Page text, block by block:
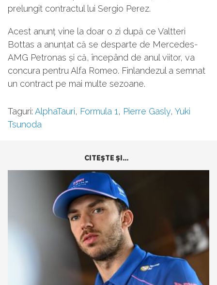
prelungit contractul lui Sergio Perez.
Acest anunț vine la doar o zi după ce Valtteri
Bottas a anunțat că se desparte de Mercedes-
AMG Petronas și că, începând de anul viitor, va
concura pentru Alfa Romeo. Finlandezul a semnat
un contract pe mai multe sezoane.
Taguri: AlphaTauri, Formula 1, Pierre Gasly, Yuki
Tsunoda
CITEŞTE ŞI...